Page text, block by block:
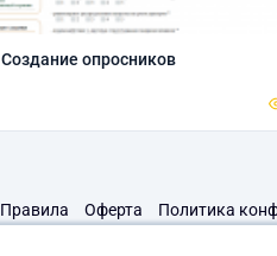
Создание опросников
Правила Оферта Политика